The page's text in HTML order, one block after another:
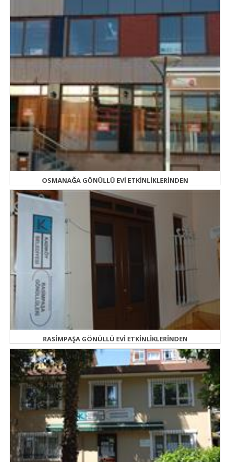
OSMANAĞA GÖNÜLLÜ EVİ ETKİNLİKLERİNDEN
RASİMPAŞA GÖNÜLLÜ EVİ ETKİNLİKLERİNDEN